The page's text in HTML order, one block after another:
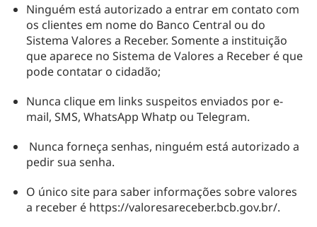
Ninguém está autorizado a entrar em contato com
os clientes em nome do Banco Central ou do
Sistema Valores a Receber. Somente a instituição
que aparece no Sistema de Valores a Receber é que
pode contatar o cidadão;
Nunca clique em links suspeitos enviados por e-
mail, SMS, WhatsApp Whatp ou Telegram.
Nunca forneça senhas, ninguém está autorizado a
pedir sua senha.
O único site para saber informações sobre valores
a receber é https://valoresareceber.bcb.gov.br/.